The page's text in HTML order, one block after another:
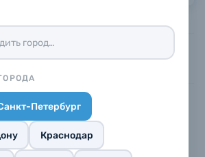
Петербург
Краснодар
Инструкции Описание